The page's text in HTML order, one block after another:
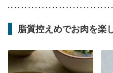
脂質控えめでお肉を楽